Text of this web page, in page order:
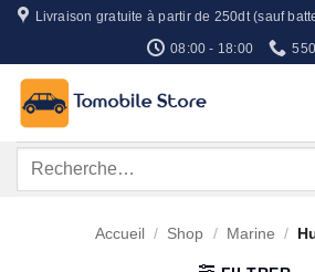
Passer
contenu
Livraison gratuite à partir de 250dt (sauf
08:00 - 18:00
Recherche
Accueil / Shop / Marine /